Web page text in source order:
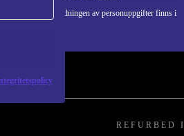
om användningen av personuppgifter finns i
REFURBED I